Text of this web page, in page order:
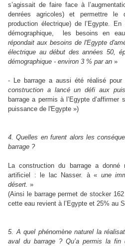
s’agissait de faire face à
denrées agricoles) et permettre le
production électrique) de l’Egypte.
démographique,
les besoins en
répondait aux besoins de l'Egypte
électrique au début des années 50,
démographique - environ 3 % par an »
- Le barrage a aussi été réalisé
construction a lancé un défi aux
barrage a permis à l’Egypte
puissance de l'Egypte »)
4. Quelles en furent alors les
barrage ?
La construction du barrage a
artificiel : le lac Nasser. à « une
désert. »
(Ainsi le barrage permet de stocker
cette eau revient à l’Egypte et 25% au
5. A quel phénomène naturel la
aval du barrage ? Qu’a permis la